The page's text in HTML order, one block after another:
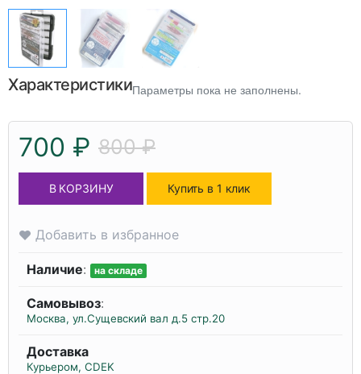
ХарактеристикиПараметры пока не заполнены.
700 ₽ 800 ₽
В КОРЗИНУ Купить в 1 клик
Добавить в избранное
Наличие: на складе
Самовывоз:
Москва, ул.Сущевский вал д.5 стр.20
Доставка
Курьером, CDEK